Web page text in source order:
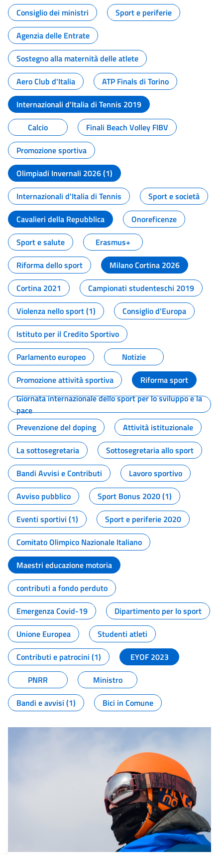
Consiglio dei ministri
Sport e periferie
Agenzia delle Entrate
Sostegno alla maternità delle atlete
Aero Club d'Italia
ATP Finals di Torino
Internazionali d'Italia di Tennis 2019
Calcio
Finali Beach Volley FIBV
Promozione sportiva
Olimpiadi Invernali 2026 (1)
Internazionali d'Italia di Tennis
Sport e società
Cavalieri della Repubblica
Onoreficenze
Sport e salute
Erasmus+
Riforma dello sport
Milano Cortina 2026
Cortina 2021
Campionati studenteschi 2019
Violenza nello sport (1)
Consiglio d'Europa
Istituto per il Credito Sportivo
Parlamento europeo
Notizie
Promozione attività sportiva
Riforma sport
Giornata internazionale dello sport per lo sviluppo e la
pace
Prevenzione del doping
Attività istituzionale
La sottosegretaria
Sottosegretaria allo sport
Bandi Avvisi e Contributi
Lavoro sportivo
Avviso pubblico
Sport Bonus 2020 (1)
Eventi sportivi (1)
Sport e periferie 2020
Comitato Olimpico Nazionale Italiano
Maestri educazione motoria
contributi a fondo perduto
Emergenza Covid-19
Dipartimento per lo sport
Unione Europea
Studenti atleti
Contributi e patrocini (1)
EYOF 2023
PNRR
Ministro
Bandi e avvisi (1)
Bici in Comune